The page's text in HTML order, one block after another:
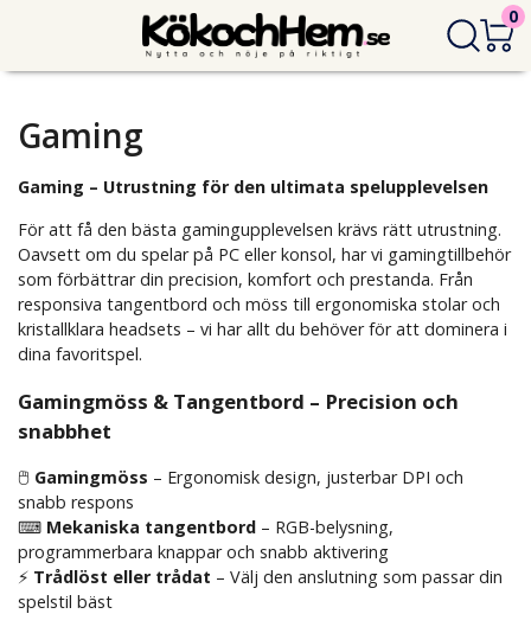
0
Gaming
Gaming – Utrustning för den ultimata spelupplevelsen
För att få den bästa gamingupplevelsen krävs rätt utrustning.
Oavsett om du spelar på PC eller konsol, har vi gamingtillbehör
som förbättrar din precision, komfort och prestanda. Från
responsiva tangentbord och möss till ergonomiska stolar och
kristallklara headsets – vi har allt du behöver för att dominera i
dina favoritspel.
Gamingmöss & Tangentbord – Precision och
snabbhet
🖱 Gamingmöss – Ergonomisk design, justerbar DPI och
snabb respons
⌨ Mekaniska tangentbord – RGB-belysning,
programmerbara knappar och snabb aktivering
⚡ Trådlöst eller trådat – Välj den anslutning som passar din
spelstil bäst